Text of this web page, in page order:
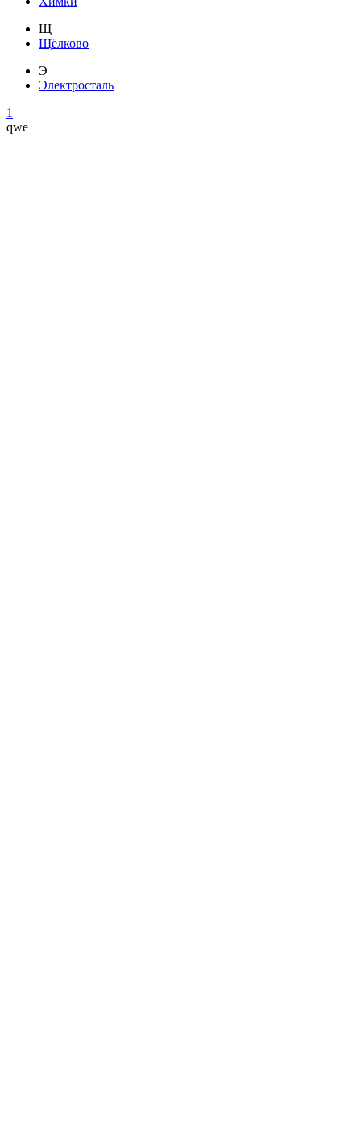
Щ
Щёлково
Э
Электросталь
1
qwe